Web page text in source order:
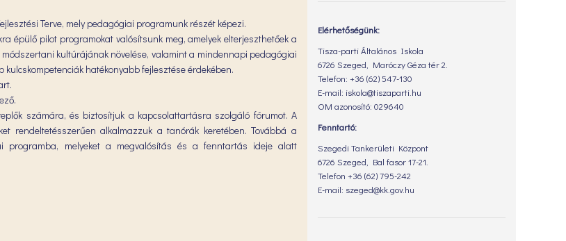
Terve, mely pedagógiai programunk részét képezi.
épülő pilot programokat valósítsunk meg, amelyek elterjeszthetőek a
kultúrájának növelése, valamint a mindennapi pedagógiai
hatékonyabb fejlesztése érdekében.
számára, és biztosítjuk a kapcsolattartásra szolgáló fórumot. A
rendeltetésszerűen alkalmazzuk a tanórák keretében. Továbbá a
programba, melyeket a megvalósítás és a fenntartás ideje alatt
Elérhetőségünk:
Tisza-parti Általános Iskola
6726 Szeged, Maróczy Géza tér 2.
Telefon: +36 (62) 547-130
E-mail: iskola@tiszaparti.hu
OM azonosító: 029640
Fenntartó:
Szegedi Tankerületi Központ
6726 Szeged, Bal fasor 17-21.
Telefon +36 (62) 795-242
E-mail: szeged@kk.gov.hu